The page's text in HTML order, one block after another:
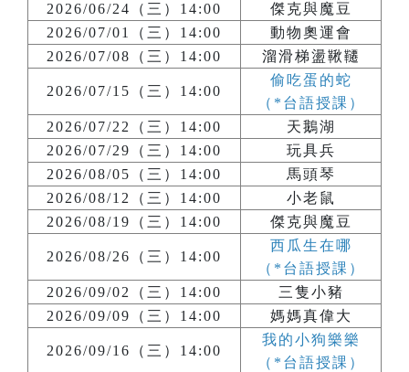
2026/06/24（三）14:00
傑克與魔豆
2026/07/01（三）14:00
動物奧運會
2026/07/08（三）14:00
溜滑梯盪鞦韆
2026/07/15（三）14:00
偷吃蛋的蛇
（*台語授課）
2026/07/22（三）14:00
天鵝湖
2026/07/29（三）14:00
玩具兵
2026/08/05（三）14:00
馬頭琴
2026/08/12（三）14:00
小老鼠
2026/08/19（三）14:00
傑克與魔豆
2026/08/26（三）14:00
西瓜生在哪
（*台語授課）
2026/09/02（三）14:00
三隻小豬
2026/09/09（三）14:00
媽媽真偉大
2026/09/16（三）14:00
我的小狗樂樂
（*台語授課）